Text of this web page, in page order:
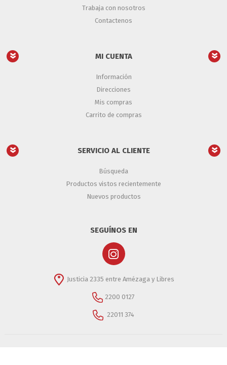
Trabaja con nosotros
Contactenos
MI CUENTA
Información
Direcciones
Mis compras
Carrito de compras
SERVICIO AL CLIENTE
Búsqueda
Productos vistos recientemente
Nuevos productos
SEGUÍNOS EN
Justicia 2335 entre Amézaga y Libres
2200 0127
22011 374